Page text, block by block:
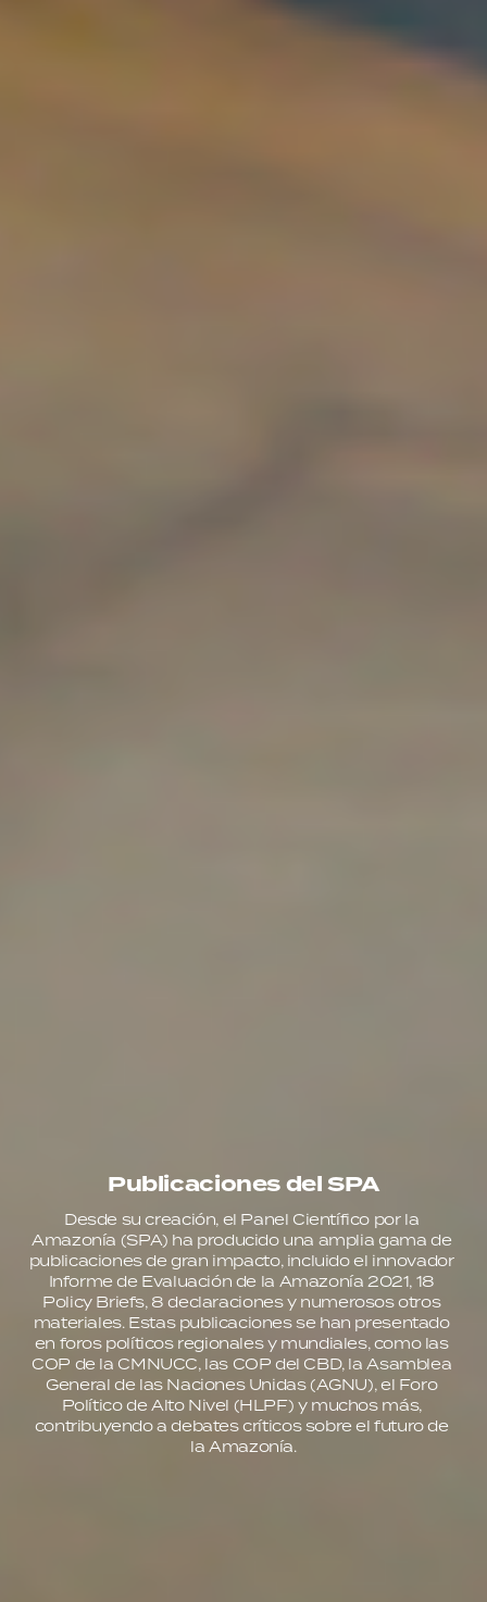
Publicaciones del SPA
Desde su creación, el Panel Científico por la
Amazonía (SPA) ha producido una amplia gama de
publicaciones de gran impacto, incluido el innovador
Informe de Evaluación de la Amazonía 2021, 18
Policy Briefs, 8 declaraciones y numerosos otros
materiales. Estas publicaciones se han presentado
en foros políticos regionales y mundiales, como las
COP de la CMNUCC, las COP del CBD, la Asamblea
General de las Naciones Unidas (AGNU), el Foro
Político de Alto Nivel (HLPF) y muchos más,
contribuyendo a debates críticos sobre el futuro de
la Amazonía.